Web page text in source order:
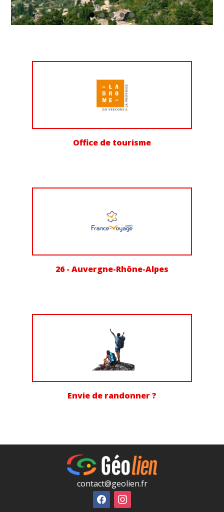
Office de tourisme
26 - Auvergne-Rhône-Alpes
Envie de randonner ?
contact@geolien.fr